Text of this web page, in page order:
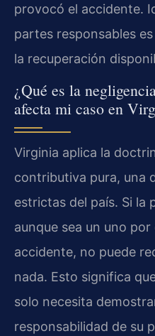
provocó el accidente.
partes responsables
la recuperación
¿Qué es la
afecta mi caso en
Virginia aplica la
contributiva pura, una
estrictas del país. Si la
aunque sea un uno
accidente, no puede
nada. Esto significa
solo necesita
responsabilidad de su